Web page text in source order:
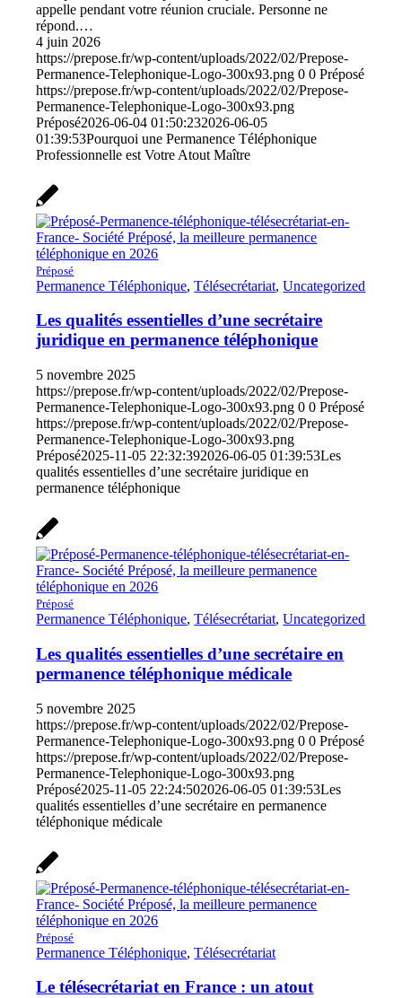
appelle pendant votre réunion cruciale. Personne ne
répond.…
4 juin 2026
https://prepose.fr/wp-content/uploads/2022/02/Prepose-
Permanence-Telephonique-Logo-300x93.png 0 0 Préposé
https://prepose.fr/wp-content/uploads/2022/02/Prepose-
Permanence-Telephonique-Logo-300x93.png
Préposé2026-06-04 01:50:232026-06-05
01:39:53Pourquoi une Permanence Téléphonique
Professionnelle est Votre Atout Maître
Préposé
Permanence Téléphonique,Télésecrétariat,Uncategorized
Les qualités essentielles d’une secrétaire
juridique en permanence téléphonique
5 novembre 2025
https://prepose.fr/wp-content/uploads/2022/02/Prepose-
Permanence-Telephonique-Logo-300x93.png 0 0 Préposé
https://prepose.fr/wp-content/uploads/2022/02/Prepose-
Permanence-Telephonique-Logo-300x93.png
Préposé2025-11-05 22:32:392026-06-05 01:39:53Les
qualités essentielles d’une secrétaire juridique en
permanence téléphonique
Préposé
Permanence Téléphonique,Télésecrétariat,Uncategorized
Les qualités essentielles d’une secrétaire en
permanence téléphonique médicale
5 novembre 2025
https://prepose.fr/wp-content/uploads/2022/02/Prepose-
Permanence-Telephonique-Logo-300x93.png 0 0 Préposé
https://prepose.fr/wp-content/uploads/2022/02/Prepose-
Permanence-Telephonique-Logo-300x93.png
Préposé2025-11-05 22:24:502026-06-05 01:39:53Les
qualités essentielles d’une secrétaire en permanence
téléphonique médicale
Préposé
Permanence Téléphonique,Télésecrétariat
Le télésecrétariat en France : un atout